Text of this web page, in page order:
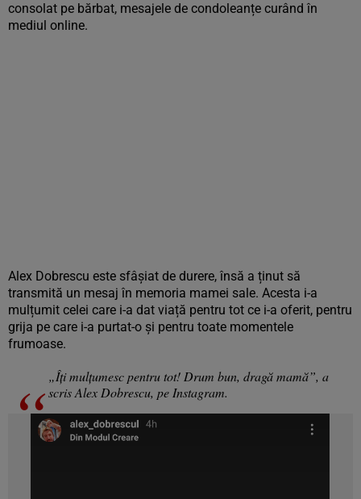
consolat pe bărbat, mesajele de condoleanțe curând în
mediul online.
Alex Dobrescu este sfâșiat de durere, însă a ținut să
transmită un mesaj în memoria mamei sale. Acesta i-a
mulțumit celei care i-a dat viață pentru tot ce i-a oferit, pentru
grija pe care i-a purtat-o și pentru toate momentele
frumoase.
„Îți mulțumesc pentru tot! Drum bun, dragă mamă”, a
scris Alex Dobrescu, pe Instagram.